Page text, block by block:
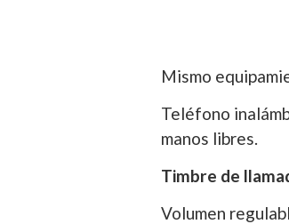
Mismo
Teléfono
manos libres.
Timbre de
Volumen